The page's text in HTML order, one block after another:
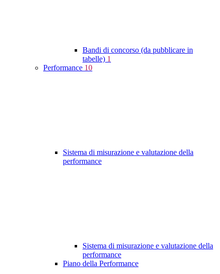
Bandi di concorso (da pubblicare in
tabelle) 1
Performance 10
Sistema di misurazione e valutazione della
performance
Sistema di misurazione e valutazione della
performance
Piano della Performance